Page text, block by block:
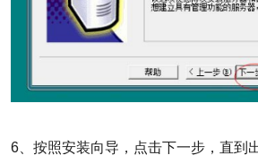
6、按照安装向导，点击下一步，直到